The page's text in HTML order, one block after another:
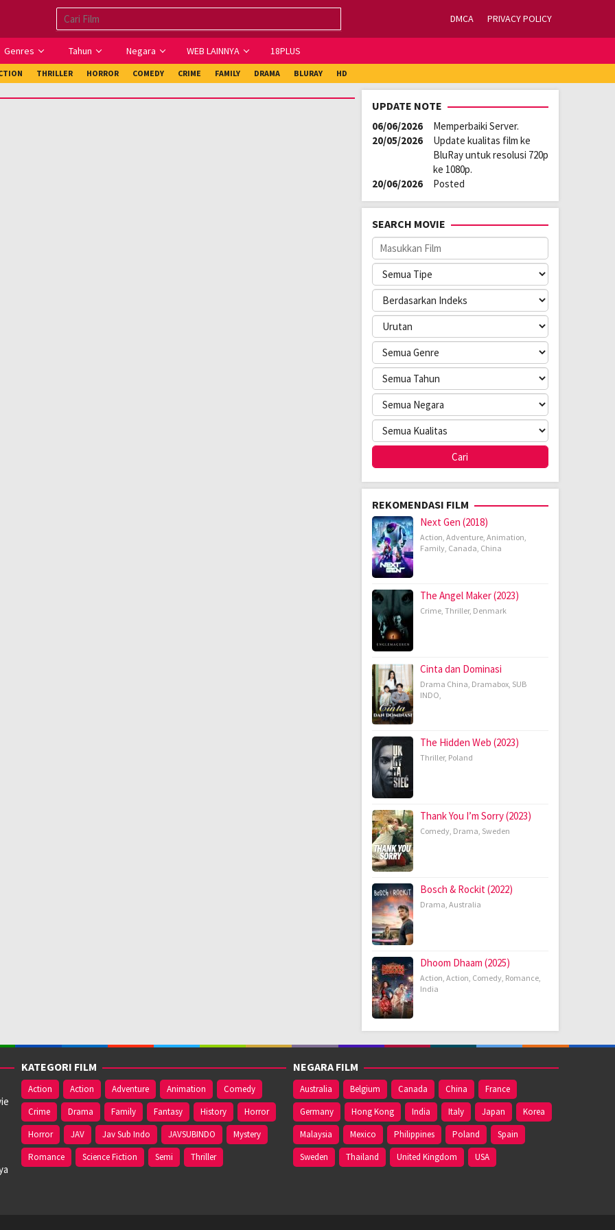
DMCA PRIVACY POLICY
Genres Tahun Negara WEB LAINNYA 18PLUS
THRILLER HORROR COMEDY CRIME FAMILY DRAMA BLURAY HD
UPDATE NOTE
06/06/2026
Memperbaiki Server.
20/05/2026
Update kualitas film ke
BluRay untuk resolusi 720p
ke 1080p.
20/06/2026
Posted
SEARCH MOVIE
REKOMENDASI FILM
Next Gen (2018)
Action, Adventure, Animation,
Family, Canada, China
The Angel Maker (2023)
Crime, Thriller, Denmark
Cinta dan Dominasi
Drama China, Dramabox, SUB
INDO,
The Hidden Web (2023)
Thriller, Poland
Thank You I’m Sorry (2023)
Comedy, Drama, Sweden
Bosch & Rockit (2022)
Drama, Australia
Dhoom Dhaam (2025)
Action, Action, Comedy, Romance,
India
KATEGORI FILM
Action Action Adventure Animation
Comedy
Crime
Drama Family Fantasy History
Horror
Horror
JAV Jav Sub Indo JAVSUBINDO
Mystery
Romance
Science Fiction Semi Thriller
NEGARA FILM
Australia Belgium Canada China
France
Germany
Hong Kong India Italy Japan
Korea
Malaysia
Mexico Philippines Poland
Spain
Sweden
Thailand United Kingdom USA